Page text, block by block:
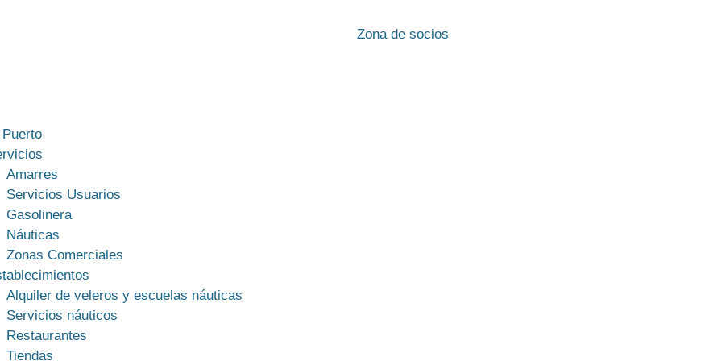
Zona de socios
Puerto
Amarres
Servicios Usuarios
Gasolinera
Náuticas
Zonas Comerciales
Alquiler de veleros y escuelas náuticas
Servicios náuticos
Restaurantes
Tiendas